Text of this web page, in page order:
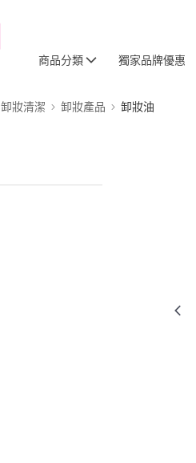
商品分類 獨家品牌優惠
卸妝清潔 卸妝產品 卸妝油